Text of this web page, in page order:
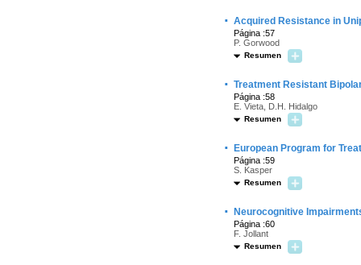
· Acquired Resistance in
Página :57
P. Gorwood
Resumen
· Treatment Resistant
Página :58
E. Vieta, D.H. Hidalgo
Resumen
· European Program for
Página :59
S. Kasper
Resumen
· Neurocognitive
Página :60
F. Jollant
Resumen